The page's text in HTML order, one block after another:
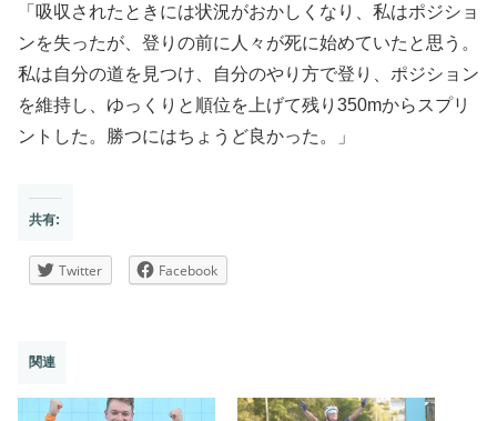
「吸収されたときには状況がおかしくなり、私はポジショ
ンを失ったが、登りの前に人々が死に始めていたと思う。
私は自分の道を見つけ、自分のやり方で登り、ポジション
を維持し、ゆっくりと順位を上げて残り350mからスプリ
ントした。勝つにはちょうど良かった。」
共有:
Twitter Facebook
関連